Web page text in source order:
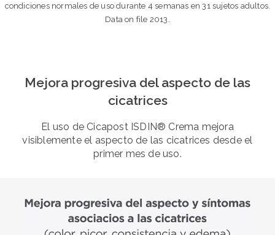
condiciones normales de uso durante 4 semanas en 31 sujetos adultos.
Data on file 2013.
Mejora progresiva del aspecto de las
cicatrices
El uso de Cicapost ISDIN® Crema mejora
visiblemente el aspecto de las cicatrices desde el
primer mes de uso.